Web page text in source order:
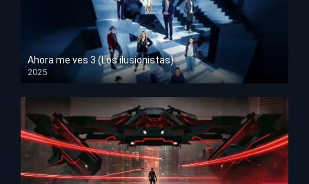
Ahora me ves 3 (Los ilusionistas)
2025
HD 1080p